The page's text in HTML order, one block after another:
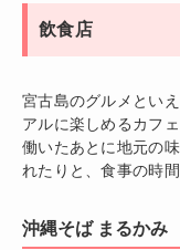
飲食店
宮古島のグルメとい
アルに楽しめるカフ
働いたあとに地元の
れたりと、食事の時
沖縄そば まるかみ